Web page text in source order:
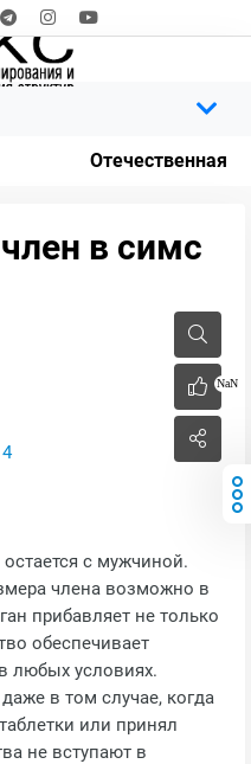
Отечественная
в симс
NaN
с мужчиной.
члена возможно в
прибавляет не только
обеспечивает
любых условиях.
в том случае, когда
или принял
не вступают в